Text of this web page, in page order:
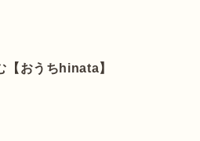
【おうちhinata】